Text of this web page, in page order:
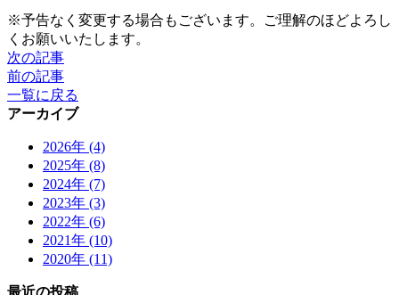
※予告なく変更する場合もございます。ご理解のほどよろし
くお願いいたします。
次の記事
前の記事
一覧に戻る
アーカイブ
2026年 (4)
2025年 (8)
2024年 (7)
2023年 (3)
2022年 (6)
2021年 (10)
2020年 (11)
最近の投稿